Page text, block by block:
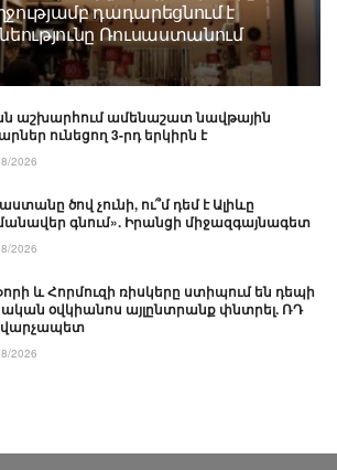
դադարեցնում է
Ռուսաստանում
աշխարհում ամենաշատ նավթային
ունեցող 3-րդ երկիրն է
2026
ծով չունի, ու՞մ դեմ է Ալիևը
գնում». Իրանցի միջազգայնագետ
2026
և Հորմուզի ռիսկերը ստիպում են դեպի
օվկիանոս այլընտրանք փնտրել. ՌԴ
2026